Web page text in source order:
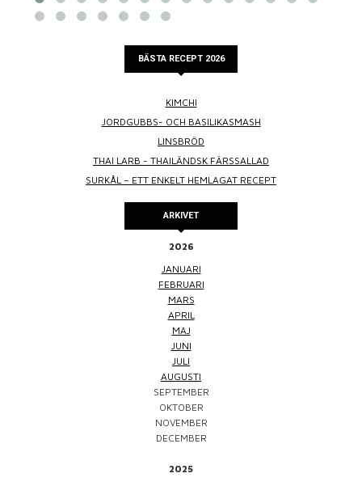
BÄSTA RECEPT 2026
KIMCHI
JORDGUBBS- OCH BASILIKASMASH
LINSBRÖD
THAI LARB - THAILÄNDSK FÄRSSALLAD
SURKÅL – ETT ENKELT HEMLAGAT RECEPT
ARKIVET
2026
JANUARI
FEBRUARI
MARS
APRIL
MAJ
JUNI
JULI
AUGUSTI
SEPTEMBER
OKTOBER
NOVEMBER
DECEMBER
2025